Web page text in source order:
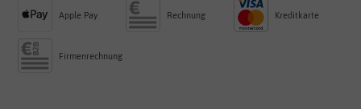
Apple Pay Rechnung Kreditkarte
Firmenrechnung